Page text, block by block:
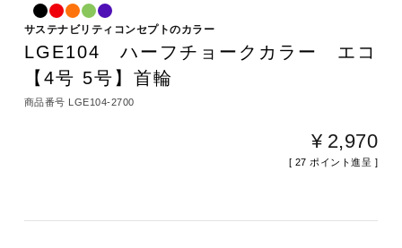
サステナビリティコンセプトのカラー
LGE104 ハーフチョークカラー エコ
【4号 5号】首輪
商品番号 LGE104-2700
¥ 2,970
[ 27 ポイント進呈 ]